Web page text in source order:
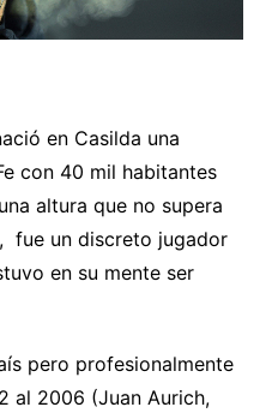
en Casilda una
con 40 mil habitantes
altura que no supera
fue un discreto jugador
en su mente ser
pero profesionalmente
al 2006 (Juan Aurich,